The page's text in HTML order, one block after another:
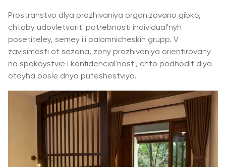
Prostranstvo dlya prozhivaniya organizovano gibko,
chtoby udovletvorit' potrebnosti individual'nyh
posetiteley, semey ili palomnicheskih grupp. V
zavisimosti ot sezona, zony prozhivaniya orientirovany
na spokoystvie i konfidencial'nost', chto podhodit dlya
otdyha posle dnya puteshestviya.